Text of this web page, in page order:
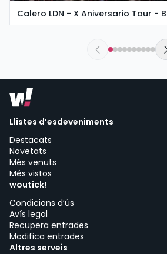
Calero LDN - X Aniversario Tour -
La Deskomunal SCCL | Barcelona
Llistes d’esdeveniments
Destacats
Novetats
Més venuts
Més vistos
woutick!
Condicions d’ús
Avís legal
Recupera entrades
Modifica entrades
Altres serveis